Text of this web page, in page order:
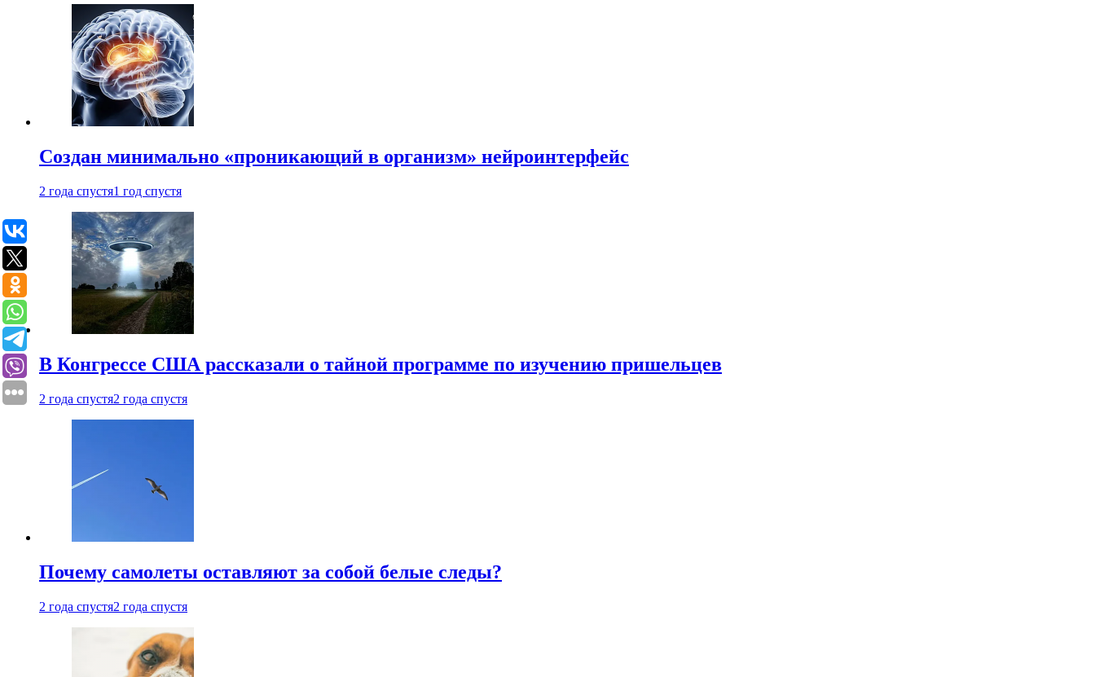
Создан минимально «проникающий в организм» нейроинтерфейс
2 года спустя1 год спустя
В Конгрессе США рассказали о тайной программе по изучению пришельцев
2 года спустя2 года спустя
Почему самолеты оставляют за собой белые следы?
2 года спустя2 года спустя